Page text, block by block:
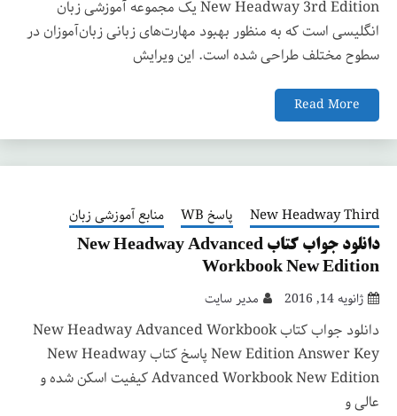
New Headway 3rd Edition یک مجموعه آموزشی زبان
انگلیسی است که به منظور بهبود مهارت‌های زبانی زبان‌آموزان در
سطوح مختلف طراحی شده است. این ویرایش
Read More
New Headway Third پاسخ WB منابع آموزشی زبان
دانلود جواب کتاب New Headway Advanced
Workbook New Edition
ژانویه 14, 2016 مدیر سایت
دانلود جواب کتاب New Headway Advanced Workbook
New Edition Answer Key پاسخ کتاب New Headway
Advanced Workbook New Edition کیفیت اسکن شده و
عالی و